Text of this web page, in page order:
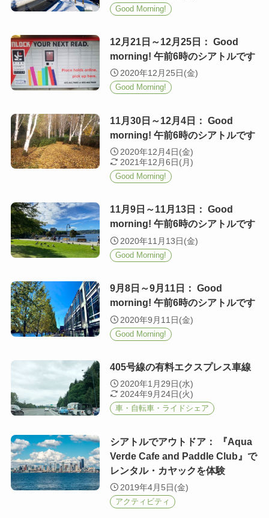
Good Morning!
12月21日～12月25日： Good
morning! 午前6時のシアトルです
2020年12月25日(金)
Good Morning!
11月30日～12月4日： Good
morning! 午前6時のシアトルです
2020年12月4日(金)
2021年12月6日(月)
Good Morning!
11月9日～11月13日： Good
morning! 午前6時のシアトルです
2020年11月13日(金)
Good Morning!
9月8日～9月11日： Good
morning! 午前6時のシアトルです
2020年9月11日(金)
Good Morning!
405号線の有料エクスプレス車線
2020年1月29日(水)
2024年9月24日(火)
車・自転車・ライドシェア
シアトルでアウトドア： 『Aqua
Verde Cafe and Paddle Club』で
レンタル・カヤックを体験
2019年4月5日(金)
アクティビティ